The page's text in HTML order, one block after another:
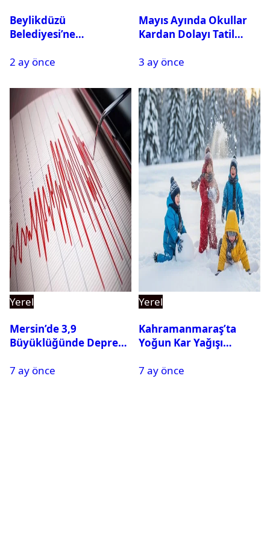
Beylikdüzü
Belediyesi’ne
Gözaltına Alındı
2 ay önce
Mayıs Ayında Okullar
Kardan Dolayı Tatil
3 ay önce
Yerel
Mersin’de 3,9
Büyüklüğünde Deprem
7 ay önce
Yerel
Kahramanmaraş’ta
Yoğun Kar Yağışı
Tatil
7 ay önce